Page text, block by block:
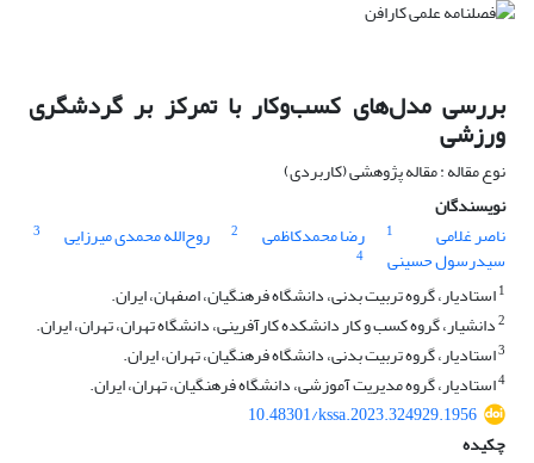
بررسی مدل‌های کسب‌‌وکار با تمرکز بر گردشگری
ورزشی
نوع مقاله : مقاله پژوهشی (کاربردی)
نویسندگان
ناصر غلامی
1 رضا محمدکاظمی 2 روح‌الله محمدی میرزایی 3
سیدرسول حسینی
4
1استادیار، گروه تربیت بدنی، دانشگاه فرهنگیان، اصفهان، ایران.
2دانشیار، گروه کسب و کار دانشکده کارآفرینی، دانشگاه تهران، تهران، ایران.
3استادیار، گروه تربیت بدنی، دانشگاه فرهنگیان، تهران، ایران.
4استادیار، گروه مدیریت آموزشی، دانشگاه فرهنگیان، تهران، ایران.
10.48301/kssa.2023.324929.1956
چکیده